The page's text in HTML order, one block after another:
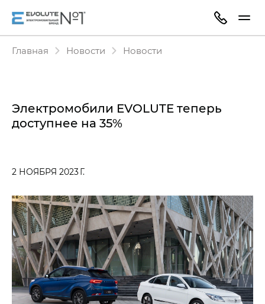
Главная Новости Новости
Электромобили EVOLUTE теперь
доступнее на 35%
2 НОЯБРЯ 2023 Г.